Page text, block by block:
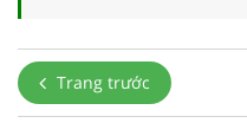
Trang trước